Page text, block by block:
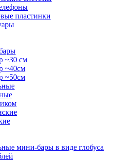
пластинки
~30 см
~40см
~50см
мини-бары в виде глобуса